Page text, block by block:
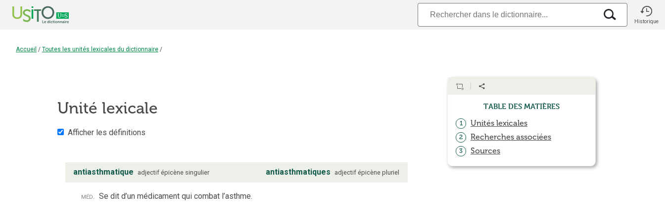
Historique
Accueil / Toutes les unités lexicales du dictionnaire /
Unité lexicale
Afficher les définitions
antiasthmatique adjectif épicène singulier antiasthmatiques adjectif épicène pluriel
méd. Se dit d’un médicament qui combat l’asthme.
Table des matières
1 Unités lexicales
2 Recherches associées
3 Sources